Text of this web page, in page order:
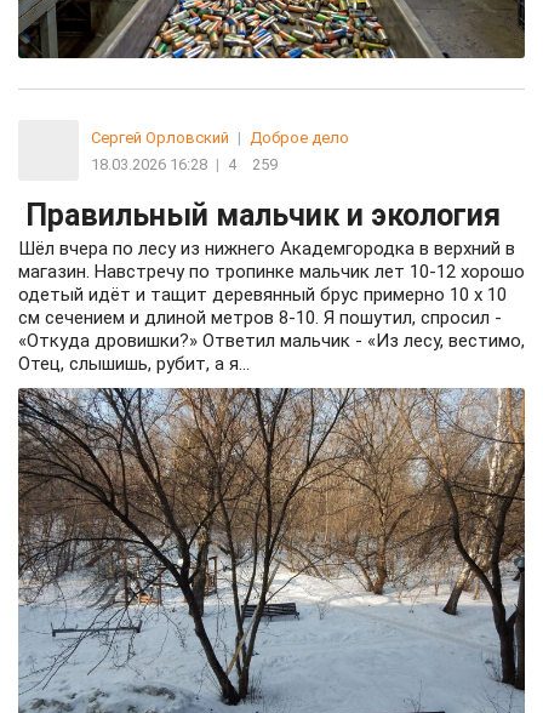
Сергей Орловский | Доброе дело
18.03.2026 16:28 | 4 259
Правильный мальчик и экология
Шёл вчера по лесу из нижнего Академгородка в верхний в
магазин. Навстречу по тропинке мальчик лет 10-12 хорошо
одетый идёт и тащит деревянный брус примерно 10 х 10
см сечением и длиной метров 8-10. Я пошутил, спросил -
«Откуда дровишки?» Ответил мальчик - «Из лесу, вестимо,
Отец, слышишь, рубит, а я...